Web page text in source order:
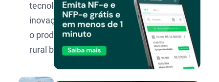
tecnologia e
inovação para
o produtor
rural brasileiro.